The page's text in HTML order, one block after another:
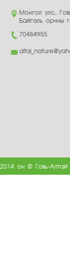
Монгол улс,
Байгаль орчны
70484955
2014 он © Говь-Алтай